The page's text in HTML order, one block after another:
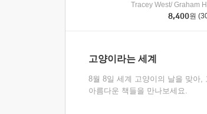
Tracey West/ Graham
8,400원
고양이라는 세계
8월 8일 세계 고양이의 날을 맞아,
아름다운 책들을 만나보세요.